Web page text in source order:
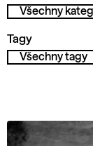
Tagy